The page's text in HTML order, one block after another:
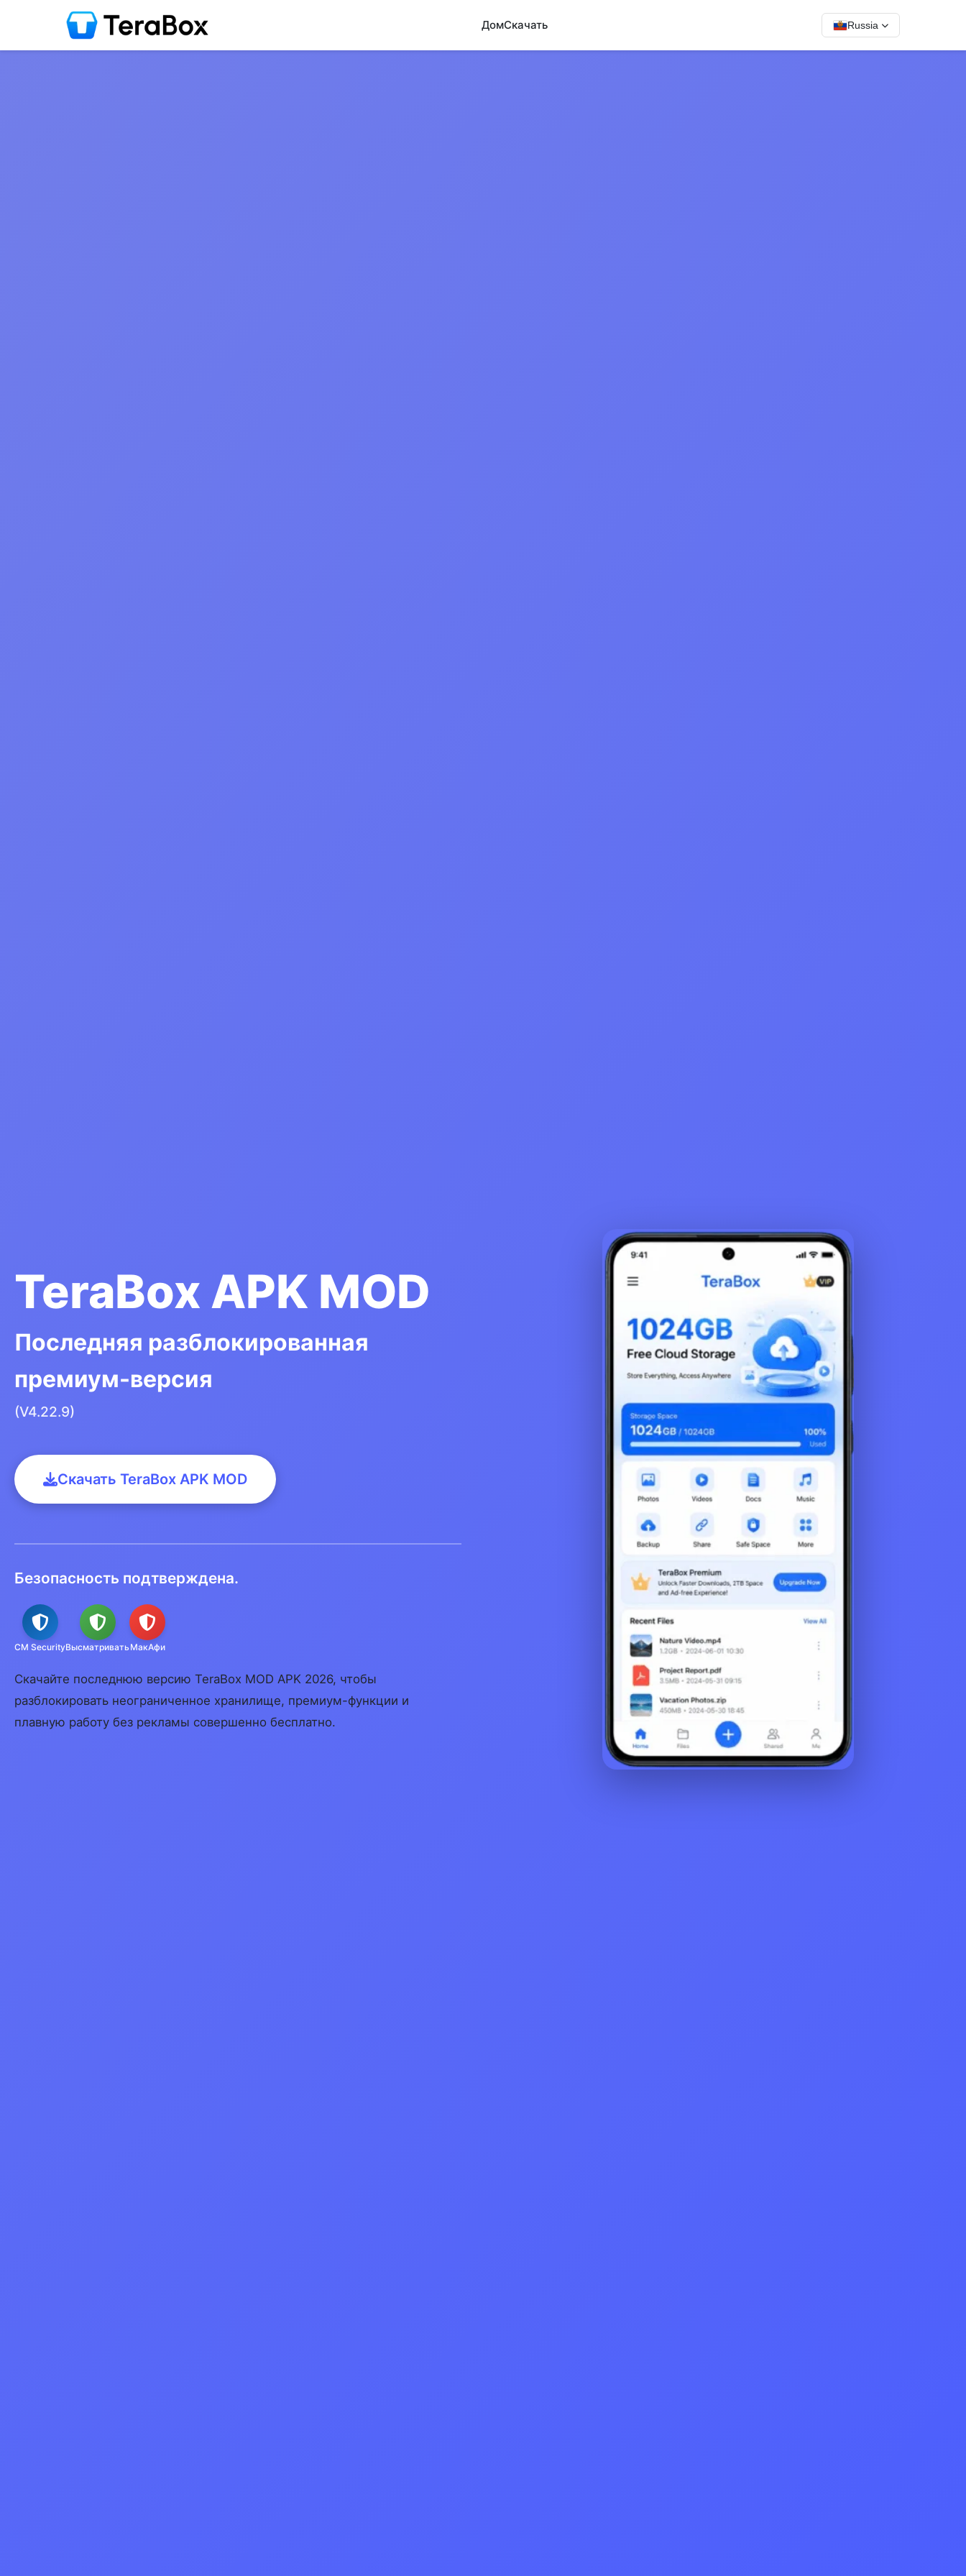
ДомСкачать Russia
TeraBox APK MOD
Последняя разблокированная
премиум-версия
(V4.22.9)
Скачать TeraBox APK MOD
Безопасность подтверждена.
CM SecurityВысматривать МакАфи
Скачайте последнюю версию TeraBox MOD APK 2026, чтобы
разблокировать неограниченное хранилище, премиум-функции и
плавную работу без рекламы совершенно бесплатно.